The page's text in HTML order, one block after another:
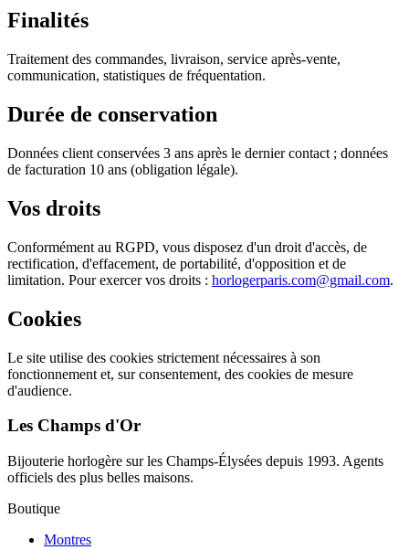
Finalités
Traitement des commandes, livraison, service après-vente,
communication, statistiques de fréquentation.
Durée de conservation
Données client conservées 3 ans après le dernier contact ; données
de facturation 10 ans (obligation légale).
Vos droits
Conformément au RGPD, vous disposez d'un droit d'accès, de
rectification, d'effacement, de portabilité, d'opposition et de
limitation. Pour exercer vos droits : horlogerparis.com@gmail.com.
Cookies
Le site utilise des cookies strictement nécessaires à son
fonctionnement et, sur consentement, des cookies de mesure
d'audience.
Les Champs d'Or
Bijouterie horlogère sur les Champs-Élysées depuis 1993. Agents
officiels des plus belles maisons.
Boutique
Montres